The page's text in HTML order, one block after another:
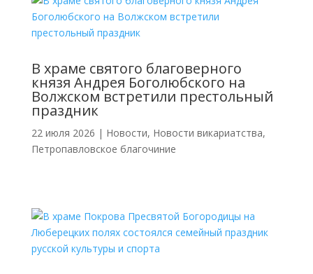
В храме святого благоверного
князя Андрея Боголюбского на
Волжском встретили престольный
праздник
22 июля 2026 | Новости, Новости викариатства,
Петропавловское благочиние